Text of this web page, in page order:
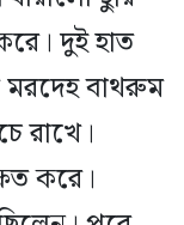
দুই হাত
মরদেহ বাথরুম
রাখে।
করে।